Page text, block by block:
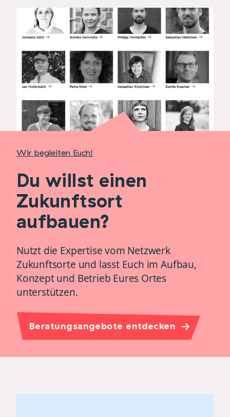
Wir begleiten Euch!
Du willst einen
Zukunftsort
aufbauen?
Nutzt die Expertise vom Netzwerk
Zukunftsorte und lasst Euch im Aufbau,
Konzept und Betrieb Eures Ortes
unterstützen.
Beratungsangebote entdecken